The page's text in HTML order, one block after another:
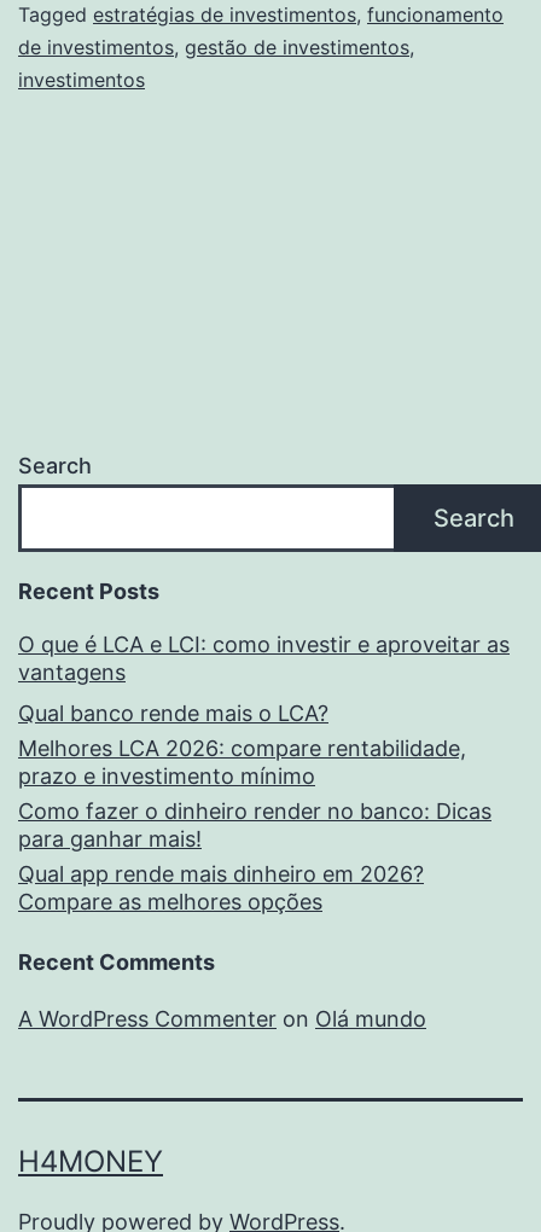
de
investimentos:
estratégias
Tagged estratégias de investimentos, funcionamento
de investimentos, gestão de investimentos,
investimentos
Search
Search
Recent Posts
O que é LCA e LCI: como investir e aproveitar as
vantagens
Qual banco rende mais o LCA?
Melhores LCA 2026: compare rentabilidade,
prazo e investimento mínimo
Como fazer o dinheiro render no banco: Dicas
para ganhar mais!
Qual app rende mais dinheiro em 2026?
Compare as melhores opções
Recent Comments
A WordPress Commenter on Olá mundo
H4MONEY
Proudly powered by WordPress.